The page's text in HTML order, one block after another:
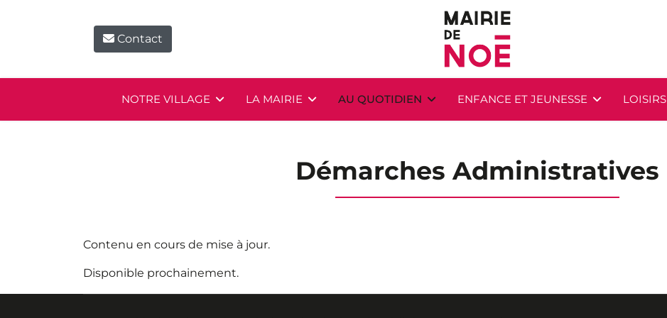
Contact
NOTRE VILLAGE LA MAIRIE AU QUOTIDIEN ENFANCE ET JEUNESSE LOISIRS
Démarches Administratives
Contenu en cours de mise à jour.
Disponible prochainement.